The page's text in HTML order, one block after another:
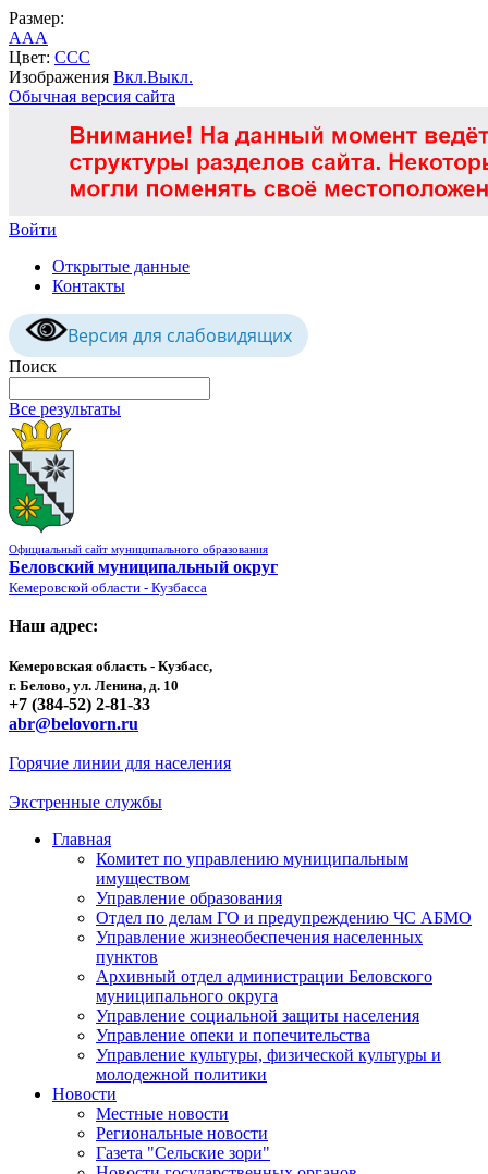
Размер:
AAA
Цвет: CCC
Изображения Вкл.Выкл.
Обычная версия сайта
Войти
Открытые данные
Контакты
Версия для слабовидящих
Поиск
Все результаты
Официальный сайт муниципального образования
Беловский муниципальный округ
Кемеровской области - Кузбасса
Наш адрес:
Кемеровская область - Кузбасс,
г. Белово, ул. Ленина, д. 10
+7 (384-52) 2-81-33
abr@belovorn.ru
Горячие линии для населения
Экстренные службы
Главная
Комитет по управлению муниципальным
имуществом
Управление образования
Отдел по делам ГО и предупреждению ЧС АБМО
Управление жизнеобеспечения населенных
пунктов
Архивный отдел администрации Беловского
муниципального округа
Управление социальной защиты населения
Управление опеки и попечительства
Управление культуры, физической культуры и
молодежной политики
Новости
Местные новости
Региональные новости
Газета "Сельские зори"